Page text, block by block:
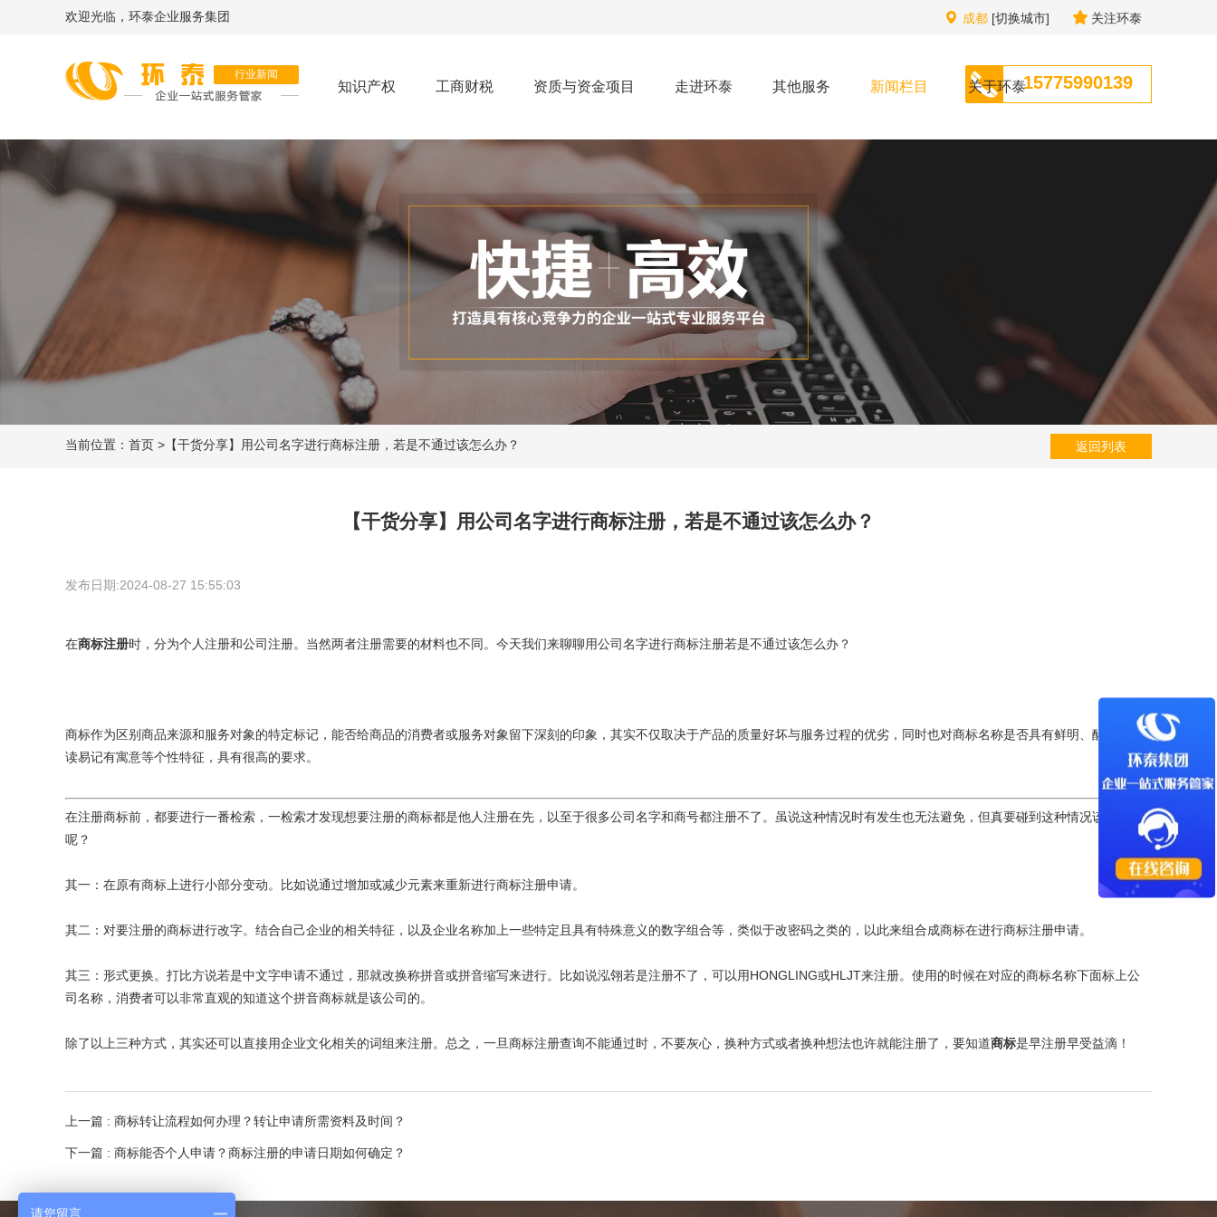
欢迎光临，环泰企业服务集团 成都 [切换城市] 关注环泰
行业新闻 15775990139
知识产权 工商财税 资质与资金项目 走进环泰 其他服务 新闻栏目 关于环泰
当前位置： 首页 > 【干货分享】用公司名字进行商标注册，若是不通过该怎么办？ 返回列表
【干货分享】用公司名字进行商标注册，若是不通过该怎么办？
发布日期:2024-08-27 15:55:03
在商标注册时，分为个人注册和公司注册。当然两者注册需要的材料也不同。今天我们来聊聊用公司名字进行商标注册若是不通过该怎么办？
商标作为区别商品来源和服务对象的特定标记，能否给商品的消费者或服务对象留下深刻的印象，其实不仅取决于产品的质量好坏与服务过程的优劣，同时也对商标名称是否具有鲜明、醒目、易
读易记有寓意等个性特征，具有很高的要求。
在注册商标前，都要进行一番检索，一检索才发现想要注册的商标都是他人注册在先，以至于很多公司名字和商号都注册不了。虽说这种情况时有发生也无法避免，但真要碰到这种情况该怎么办
呢？
其一：在原有商标上进行小部分变动。比如说通过增加或减少元素来重新进行商标注册申请。
其二：对要注册的商标进行改字。结合自己企业的相关特征，以及企业名称加上一些特定且具有特殊意义的数字组合等，类似于改密码之类的，以此来组合成商标在进行商标注册申请。
其三：形式更换。打比方说若是中文字申请不通过，那就改换称拼音或拼音缩写来进行。比如说泓翎若是注册不了，可以用HONGLING或HLJT来注册。使用的时候在对应的商标名称下面标上公
司名称，消费者可以非常直观的知道这个拼音商标就是该公司的。
除了以上三种方式，其实还可以直接用企业文化相关的词组来注册。总之，一旦商标注册查询不能通过时，不要灰心，换种方式或者换种想法也许就能注册了，要知道商标是早注册早受益滴！
上一篇 : 商标转让流程如何办理？转让申请所需资料及时间？
下一篇 : 商标能否个人申请？商标注册的申请日期如何确定？
请您留言